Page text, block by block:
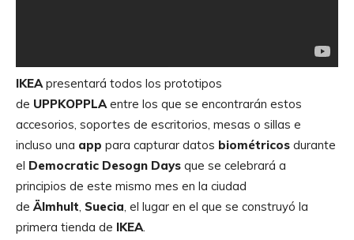
IKEApresentará todos los prototipos
de UPPKOPPLAentre los que se encontrarán estos
accesorios, soportes de escritorios, mesas o sillas e
incluso una app para capturar datos biométricos durante
el Democratic Desogn Days que se celebrará a
principios de este mismo mes en la ciudad
deÄlmhult, Suecia, el lugar en el que se construyó la
primera tienda de IKEA.